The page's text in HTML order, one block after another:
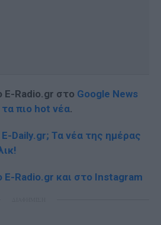
E-Radio.gr στο Google News
τα πιο hot νέα.
Daily.gr; Τα νέα της ημέρας
Radio.gr και στο Instagram